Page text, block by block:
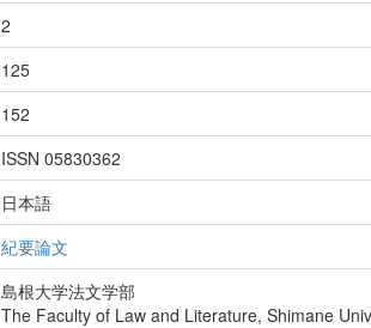
2
125
152
ISSN 05830362
日本語
紀要論文
島根大学法文学部
The Faculty of Law and Literature, Shimane